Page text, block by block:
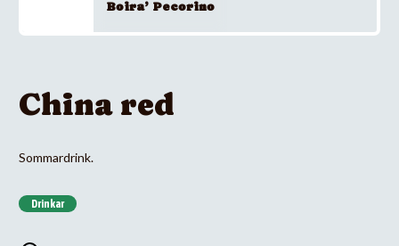
Boira’ Pecorino
China red
Sommardrink.
Drinkar